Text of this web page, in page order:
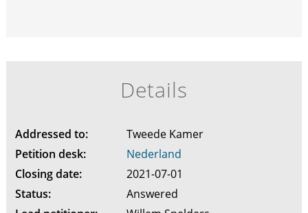
Details
Addressed to:
Tweede Kamer
Petition desk:
Nederland
Closing date:
2021-07-01
Status:
Answered